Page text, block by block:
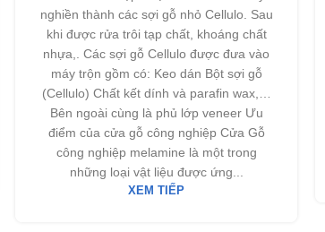
nghiền thành các sợi gỗ nhỏ Cellulo. Sau
khi được rửa trôi tạp chất, khoáng chất
nhựa,. Các sợi gỗ Cellulo được đưa vào
máy trộn gồm có: Keo dán Bột sợi gỗ
(Cellulo) Chất kết dính và parafin wax,…
Bên ngoài cùng là phủ lớp veneer Ưu
điểm của cửa gỗ công nghiệp Cửa Gỗ
công nghiệp melamine là một trong
những loại vật liệu được ứng...
XEM TIẾP